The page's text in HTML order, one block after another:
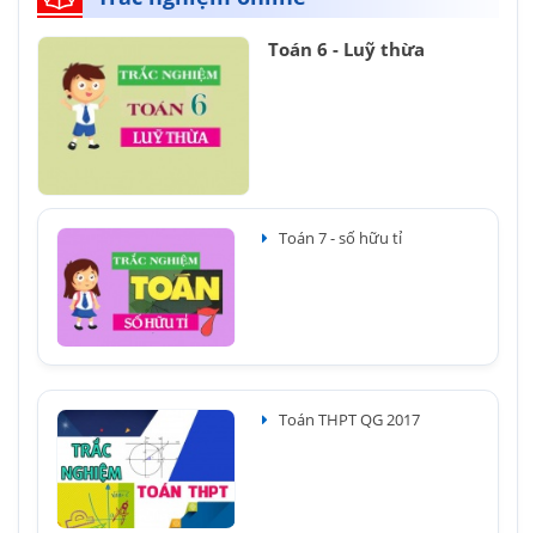
Toán 6 - Luỹ thừa
Toán 7 - số hữu tỉ
Toán THPT QG 2017